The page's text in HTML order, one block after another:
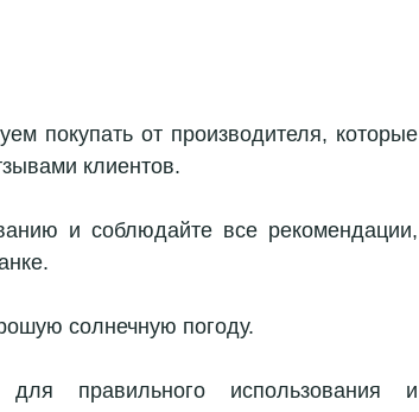
покупать от производителя, которые
клиентов.
и соблюдайте все рекомендации,
солнечную погоду.
правильного использования и